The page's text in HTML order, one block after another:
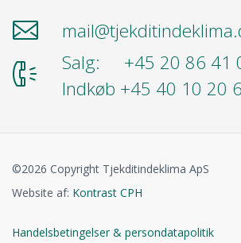
Salg: +45 20 86 41
Indkøb +45 40 10 20
©2026 Copyright Tjekditindeklima ApS
Website af: Kontrast CPH
Handelsbetingelser & persondatapolitik